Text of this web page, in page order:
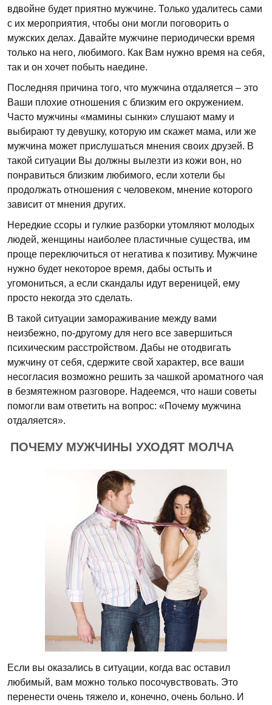
вдвойне будет приятно мужчине. Только удалитесь сами
с их мероприятия, чтобы они могли поговорить о
мужских делах. Давайте мужчине периодически время
только на него, любимого. Как Вам нужно время на себя,
так и он хочет побыть наедине.
Последняя причина того, что мужчина отдаляется – это
Ваши плохие отношения с близким его окружением.
Часто мужчины «мамины сынки» слушают маму и
выбирают ту девушку, которую им скажет мама, или же
мужчина может прислушаться мнения своих друзей. В
такой ситуации Вы должны вылезти из кожи вон, но
понравиться близким любимого, если хотели бы
продолжать отношения с человеком, мнение которого
зависит от мнения других.
Нередкие ссоры и гулкие разборки утомляют молодых
людей, женщины наиболее пластичные существа, им
проще переключиться от негатива к позитиву. Мужчине
нужно будет некоторое время, дабы остыть и
угомониться, а если скандалы идут вереницей, ему
просто некогда это сделать.
В такой ситуации замораживание между вами
неизбежно, по-другому для него все завершиться
психическим расстройством. Дабы не отодвигать
мужчину от себя, сдержите свой характер, все ваши
несогласия возможно решить за чашкой ароматного чая
в безмятежном разговоре. Надеемся, что наши советы
помогли вам ответить на вопрос: «Почему мужчина
отдаляется».
ПОЧЕМУ МУЖЧИНЫ УХОДЯТ МОЛЧА
Если вы оказались в ситуации, когда вас оставил
любимый, вам можно только посочувствовать. Это
перенести очень тяжело и, конечно, очень больно. И